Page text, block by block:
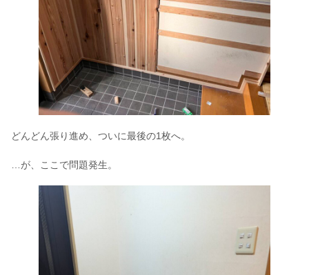
どんどん張り進め、ついに最後の1枚へ。
…が、ここで問題発生。